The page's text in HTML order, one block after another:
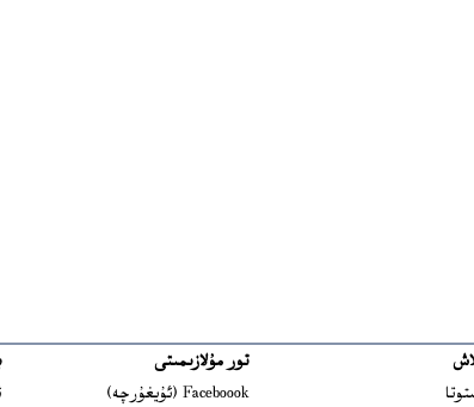
تور مۇلازىمىتى
Faceboook (ئۇيغۇرچە)
in new window